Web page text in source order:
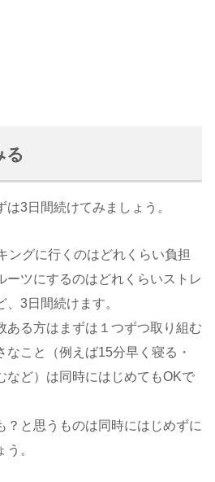
る
3日間続けてみましょう。
ングに行くのはどれくらい負担
ーツにするのはどれくらいストレ
3日間続けます。
ある方はまずは１つずつ取り組む
こと（例えば15分早く寝る・
など）は同時にはじめてもOKで
？と思うものは同時にはじめずに
。